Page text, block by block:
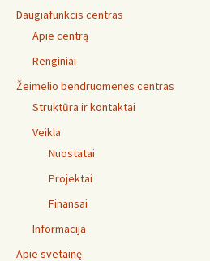
Daugiafunkcis centras
Apie centrą
Renginiai
Žeimelio bendruomenės centras
Struktūra ir kontaktai
Veikla
Nuostatai
Projektai
Finansai
Informacija
Apie svetainę